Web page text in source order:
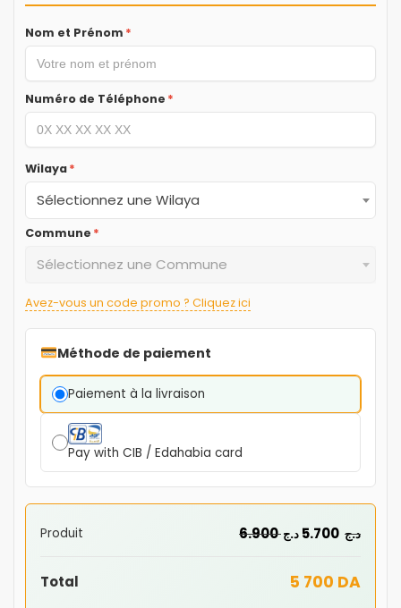
Nom et Prénom *
Numéro de Téléphone *
Wilaya*
Sélectionnez une Wilaya
Commune *
Sélectionnez une Commune
Avez-vous un code promo ? Cliquez ici
Méthode de paiement
Paiement à la livraison
Pay with CIB / Edahabia card
Produit 6.900 د.ج 5.700 د.ج
Total 5 700 DA